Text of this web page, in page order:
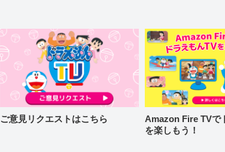
ご意見リクエストはこちら
Amazon Fire TVで
を楽しもう！